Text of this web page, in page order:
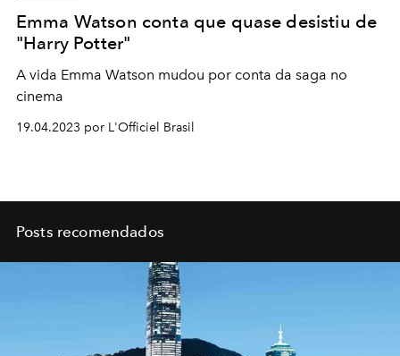
Emma Watson conta que quase desistiu de
"Harry Potter"
A vida Emma Watson mudou por conta da saga no
cinema
19.04.2023 por L'Officiel Brasil
Posts recomendados